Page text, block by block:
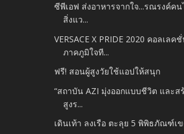
ซีพีเอฟ ส่งอาหารจากใจ...รณรงค์คน
สิ่งแว...
VERSACE X PRIDE 2020 คอลเลค
ภาคภูมิใจที...
ฟรี! สอนผู้สูงวัยใช้แอปให้สนุก
“สถาบัน AZI มุ่งออกแบบชีวิต และส
สูงร...
เดินเท้า ลงเรือ ตะลุย 5 พิพิธภัณฑ์เ